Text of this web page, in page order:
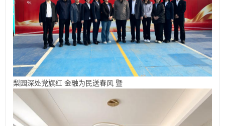
梨园深处党旗红 金融为民送春风 暨